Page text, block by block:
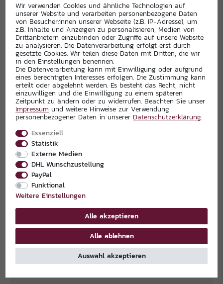
Wir verwenden Cookies und ähnliche Technologien auf
unserer Website und verarbeiten personenbezogene Daten
von Besucher:innen unserer Webseite (z.B. IP-Adresse), um
z.B. Inhalte und Anzeigen zu personalisieren, Medien von
Drittanbietern einzubinden oder Zugriffe auf unsere Website
zu analysieren. Die Datenverarbeitung erfolgt erst durch
gesetzte Cookies. Wir teilen diese Daten mit Dritten, die wir
in den Einstellungen benennen.
Die Datenverarbeitung kann mit Einwilligung oder aufgrund
eines berechtigten Interesses erfolgen. Die Zustimmung kann
erteilt oder abgelehnt werden. Es besteht das Recht, nicht
einzuwilligen und die Einwilligung zu einem späteren
Zeitpunkt zu ändern oder zu widerrufen. Beachten Sie unser
Impressum und weitere Hinweise zur Verwendung
personenbezogener Daten in unserer Daten­schutz­erklärung.
Essenziell
Statistik
Externe Medien
DHL Wunschzustellung
PayPal
Funktional
Weitere Einstellungen
Alle akzeptieren
Alle ablehnen
Auswahl akzeptieren